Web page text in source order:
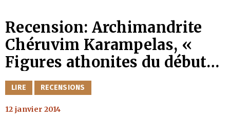
Recension: Archimandrite
Chéruvim Karampelas, «
Figures athonites du début
du XXe siècle »
CATÉGORIES
LIRE RECENSIONS
12 janvier 2014